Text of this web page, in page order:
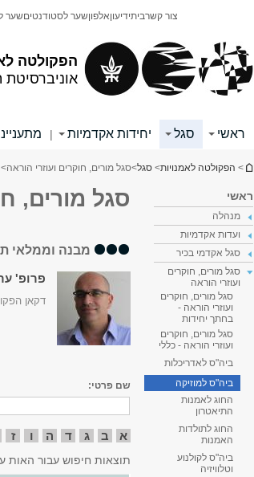
הפקולטה
צור קשרביתידיעוןאלפוןשער לסטודנטיםשער
ראשי סגל יחידות אקדמיות |
הינך נמצא כאן
> הפקולטה לאמנויות> סגל>סגל מורים, חוקרים ועוזרי הוראה>
ראשי
מנהלה
ועדות אקדמיות
סגל אקדמי בכיר
סגל מורים, חוקרים
ועוזרי הוראה
סגל מורים, חוקרים
ועוזרי הוראה -
בחתך יחידות
סגל מורים, חוקרים
ועוזרי הוראה - כללי
ביה"ס לאדריכלות
ביה"ס למוזיקה
החוג לאמנות
התיאטרון
החוג לתולדות
האמנות
ביה"ס לקולנוע
וטלוויזיה
סגל מורים,
מבנה וממלאי
פרופ'
דקאן
שם פרטי:
א ב ג ד ה ו ז
תוצאות חיפוש עבור האות ע